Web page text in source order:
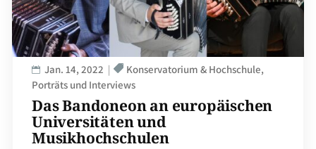
Das Bandoneon an europäischen
Universitäten und
Musikhochschulen
Jan. 14, 2022
Konservatorium & Hochschule
Porträts und Interviews